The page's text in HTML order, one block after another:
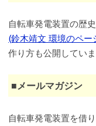
自転車発電装置の歴
(鈴木靖文 環境のペー
作り方も公開していま
■メールマガジン
自転車発電装置を借